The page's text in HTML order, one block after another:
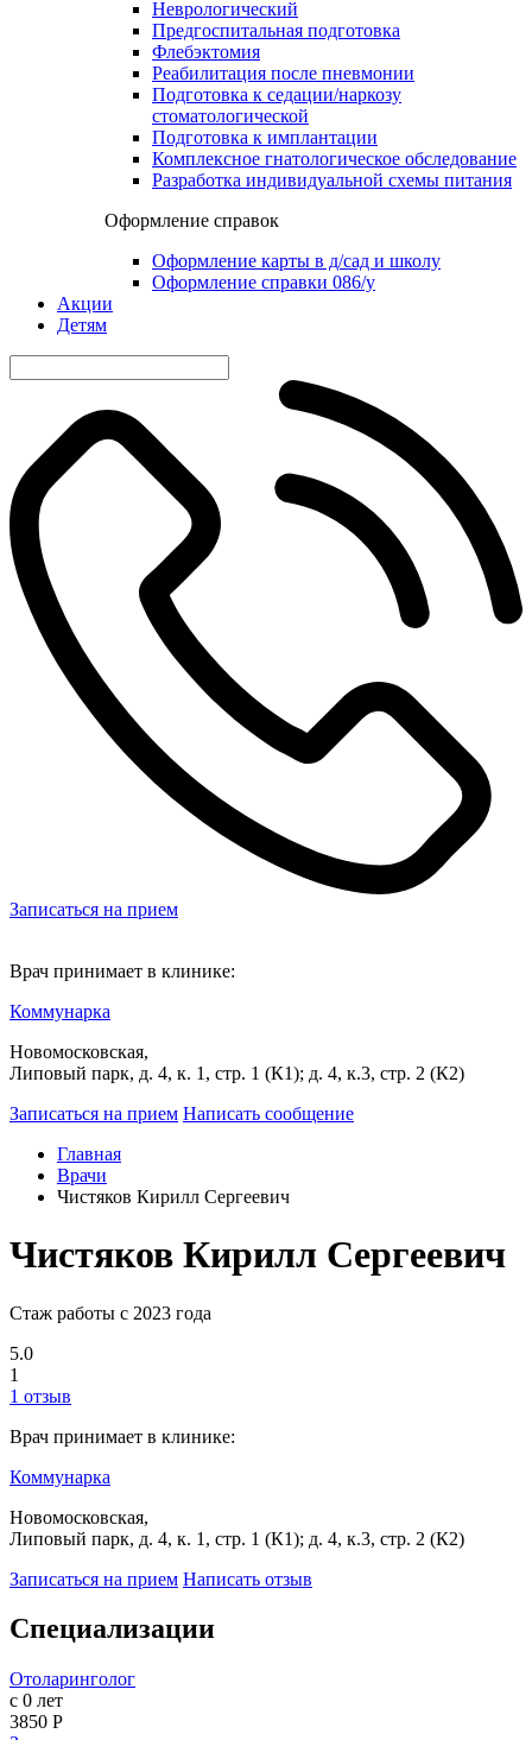
Неврологический
Предгоспитальная подготовка
Флебэктомия
Реабилитация после пневмонии
Подготовка к седации/наркозу
стоматологической
Подготовка к имплантации
Комплексное гнатологическое обследование
Разработка индивидуальной схемы питания
Оформление справок
Оформление карты в д/сад и школу
Оформление справки 086/у
Акции
Детям
Записаться на прием
Врач принимает в клинике:
Коммунарка
Новомосковская,
Липовый парк, д. 4, к. 1, стр. 1 (К1); д. 4, к.3, стр. 2 (К2)
Записаться на прием Написать сообщение
Главная
Врачи
Чистяков Кирилл Сергеевич
Чистяков Кирилл Сергеевич
Стаж работы с 2023 года
5.0
1
1 отзыв
Врач принимает в клинике:
Коммунарка
Новомосковская,
Липовый парк, д. 4, к. 1, стр. 1 (К1); д. 4, к.3, стр. 2 (К2)
Записаться на прием Написать отзыв
Специализации
Отоларинголог
с 0 лет
3850 Р